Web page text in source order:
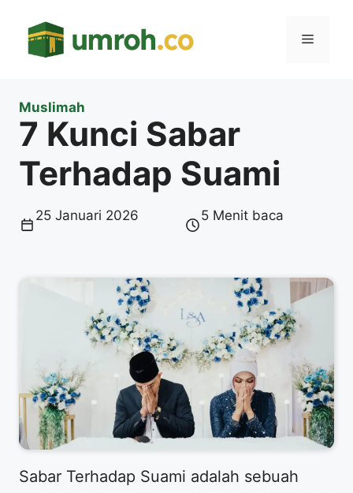
Menu
Muslimah
7 Kunci Sabar
Terhadap Suami
25 Januari 2026 5 Menit baca
​Sabar Terhadap Suami adalah sebuah